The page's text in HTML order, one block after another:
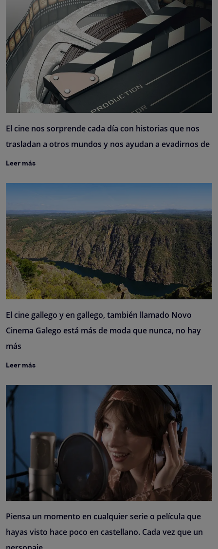
El cine nos sorprende cada día con historias que nos
trasladan a otros mundos y nos ayudan a evadirnos de
Leer más
El cine gallego y en gallego, también llamado Novo
Cinema Galego está más de moda que nunca, no hay
más
Leer más
Piensa un momento en cualquier serie o película que
hayas visto hace poco en castellano. Cada vez que un